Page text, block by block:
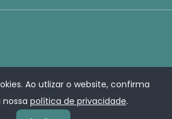
Ao utlizar o website, confirma
política de privacidade.